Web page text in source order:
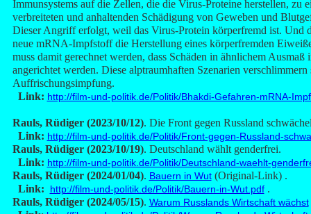
Immunsystems auf die Zellen, die die Virus-Proteine herstellen, zu
verbreiteten und anhaltenden Schädigung von Geweben und
Dieser Angriff erfolgt, weil das Virus-Protein körperfremd ist. Und
neue mRNA-Impfstoff die Herstellung eines körperfremden
muss damit gerechnet werden, dass Schäden in ähnlichem Ausmaß
angerichtet werden. Diese alptraumhaften Szenarien verschlimmern
Auffrischungsimpfung.
Link: http://film-und-politik.de/Politik/Bhakdi-Gefahren-mRNA-
Rauls, Rüdiger (2023/10/12). Die Front gegen Russland
Link: http://film-und-politik.de/Politik/Front-gegen-Russland-
Rauls, Rüdiger (2023/10/19). Deutschland wählt genderfrei.
Link: http://film-und-politik.de/Politik/Deutschland-waehlt-
Rauls, Rüdiger (2024/01/04). Bauern in Wut(Original-Link) .
Link:
http://film-und-politik.de/Politik/Bauern-in-Wut.pdf.
Rauls, Rüdiger (2024/05/15). Warum Russlands Wirtschaft wächst